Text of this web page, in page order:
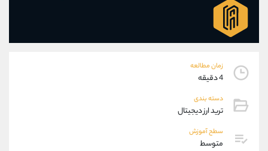
زمان مطالعه
4 دقیقه
دسته بندی
ترید ارز دیجیتال
سطح آموزش
متوسط
واتساپ
تلگرام
پشتیبان فروش
موبایل
واتساپ
داخلی